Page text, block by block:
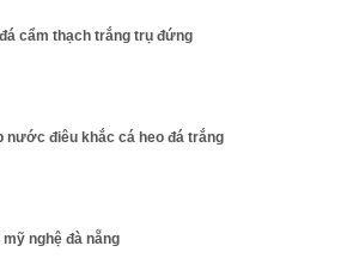
cẩm thạch trắng trụ đứng
nước điêu khắc cá heo đá trắng
mỹ nghệ đà nẵng